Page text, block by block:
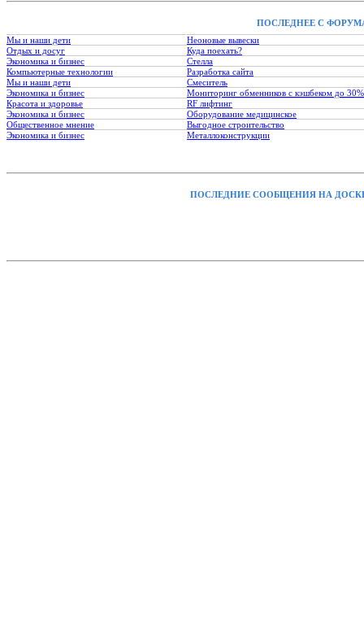
ПОСЛЕДНЕЕ С
Мы и наши дети
Неоновые вывески
Отдых и досуг
Куда поехать?
Экономика и бизнес
Стелла
Компьютерные технологии
Разработка сайта
Мы и наши дети
Смеситель
Экономика и бизнес
Мониторинг обменников с кэшбеком до 30%
Красота и здоровье
RF лифтинг
Экономика и бизнес
Оборудование медицинское
Общественное мнение
Выгодное строительство
Экономика и бизнес
Металлоконструкции
ПОСЛЕДНИЕ СООБЩЕНИЯ НА